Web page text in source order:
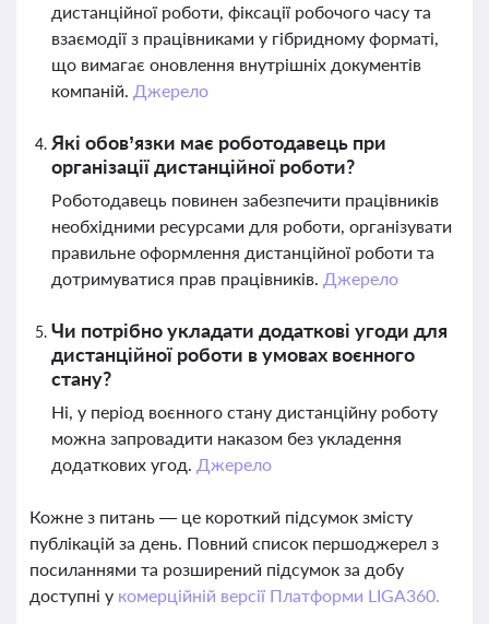
дистанційної роботи, фіксації робочого часу та
взаємодії з працівниками у гібридному форматі,
що вимагає оновлення внутрішніх документів
компаній. Джерело
Які обов’язки має роботодавець при
організації дистанційної роботи?
Роботодавець повинен забезпечити працівників
необхідними ресурсами для роботи, організувати
правильне оформлення дистанційної роботи та
дотримуватися прав працівників. Джерело
Чи потрібно укладати додаткові угоди для
дистанційної роботи в умовах воєнного
стану?
Ні, у період воєнного стану дистанційну роботу
можна запровадити наказом без укладення
додаткових угод. Джерело
Кожне з питань — це короткий підсумок змісту
публікацій за день. Повний список першоджерел з
посиланнями та розширений підсумок за добу
доступні у комерційній версії Платформи LIGA360.